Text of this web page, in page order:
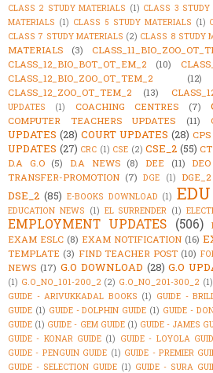
CLASS 2 STUDY MATERIALS (1) CLASS 3 STUDY
MATERIALS (1) CLASS 5 STUDY MATERIALS (1)
CLASS 7 STUDY MATERIALS (2) CLASS 8 STUDY
MATERIALS
(3)
CLASS_12_BIO_BOT_OT_EM_2
(10)
CLASS_12_BIO_ZOO_OT_TEM_2
(12)
CLASS_12_ZOO_OT_TEM_2
(13)
UPDATES
(1) COACHING CENTRES (7)
COMPUTER TEACHERS UPDATES (11)
UPDATES (28) COURT UPDATES (28) CPS
UPDATES (27) CRC (1) CSE (2) CSE_2 (55)
D.A G.O (5) D.A NEWS (8) DEE (11)
TRANSFER-PROMOTION (7) DGE (1) DGE_2
DSE_2 (85) E-BOOKS DOWNLOAD (1)
EDUCATION NEWS (1) EL SURRENDER (1)
EMPLOYMENT UPDATES (506)
EXAM ESLC (8) EXAM NOTIFICATION (16)
TEMPLATE (3) FIND TEACHER POST (10)
NEWS (17) G.O DOWNLOAD (28) G.O
(1) G.O_NO_101-200_2 (2) G.O_NO_201-300_2 (1)
GUIDE - ARIVUKKADAL BOOKS (1) GUIDE -
GUIDE (1) GUIDE - DOLPHIN GUIDE (1) GUIDE -
GUIDE (1) GUIDE - GEM GUIDE (1) GUIDE - JAMES
GUIDE - KONAR GUIDE (1) GUIDE - LOYOLA
GUIDE - PENGUIN GUIDE (1) GUIDE - PREMIER
GUIDE - SELECTION GUIDE (1) GUIDE - SURA